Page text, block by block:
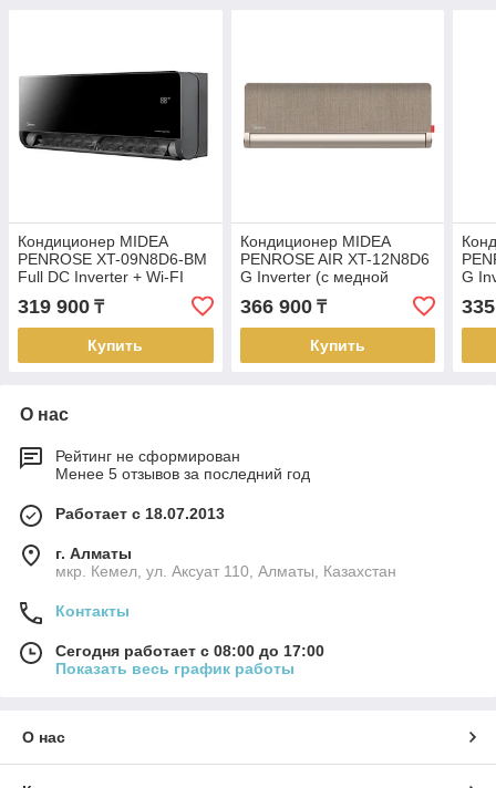
Кондиционер MIDEA
PENROSE XT-09N8D6-BM
Full DC Inverter + Wi-FI
(без медной трубы)
319 900 ₸
Купить
Кондиционер MIDEA
PENROSE AIR XT-12N8D6
G Inverter (с медной
366 900₸
Купить
G
О нас
Рейтинг не сформирован
Менее 5 отзывов за последний год
Работает с 18.07.2013
г. Алматы
мкр. Кемел, ул. Аксуат 110, Алматы, Казахстан
Контакты
Сегодня работает с 08:00 до 17:00
Показать весь график работы
О нас